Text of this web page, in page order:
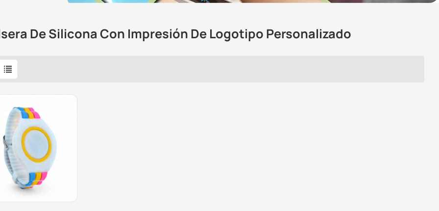
De Silicona Con Impresión De Logotipo Personalizado